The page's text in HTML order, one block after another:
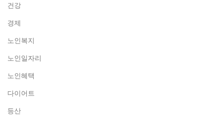
건강
경제
노인복지
노인일자리
노인혜택
다이어트
등산